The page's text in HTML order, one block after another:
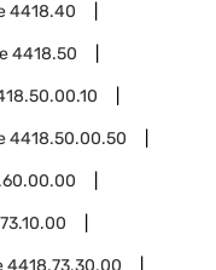
4418.40
4418.50
4418.50.00.50
4418.73.30.00